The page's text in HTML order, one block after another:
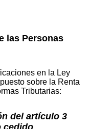
las Personas
en la Ley
sobre la Renta
Tributarias:
del artículo 3
cedido